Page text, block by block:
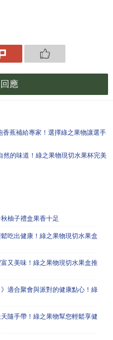
回應
蕉補給專家！選擇綠之果物讓選手
然的味道！綠之果物現切水果杯完美
柚子禮盒果香十足
吃出健康！綠之果物現切水果盒
又美味！綠之果物現切水果盒推
適合聚會與派對的健康點心！綠
隨手帶！綠之果物幫您輕鬆享健